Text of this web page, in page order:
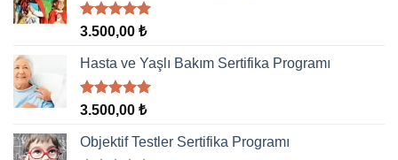
5 üzerinden
aldı
3.500,00 ₺
Hasta ve Yaşlı Bakım Sertifika Programı
5 üzerinden
aldı
3.500,00 ₺
Objektif Testler Sertifika Programı